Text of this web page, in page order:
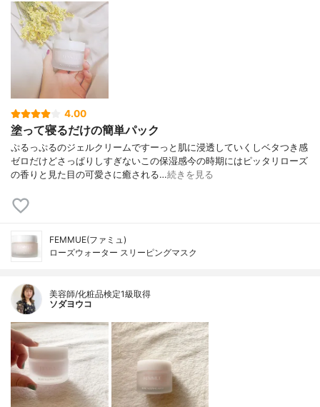
4.00
塗って寝るだけの簡単パック
ぷるっぷるのジェルクリームですーっと肌に浸透していくしベタつき感
ゼロだけどさっぱりしすぎないこの保湿感今の時期にはピッタリローズ
の香りと見た目の可愛さに癒される…続きを見る
FEMMUE(ファミュ)
ローズウォーター スリーピングマスク
美容師/化粧品検定1級取得
ソダヨウコ